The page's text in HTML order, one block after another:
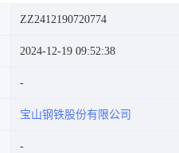
ZZ2412190720774
2024-12-19 09:52:38
宝山钢铁股份有限公司